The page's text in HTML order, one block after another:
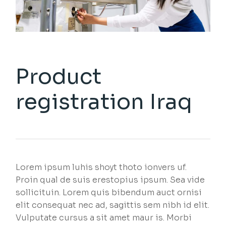
Product
registration Iraq
Lorem ipsum luhis shoyt thoto ionvers uf.
Proin qual de suis erestopius ipsum. Sea vide
sollicituin. Lorem quis bibendum auct ornisi
elit consequat nec ad, sagittis sem nibh id elit.
Vulputate cursus a sit amet maur is. Morbi